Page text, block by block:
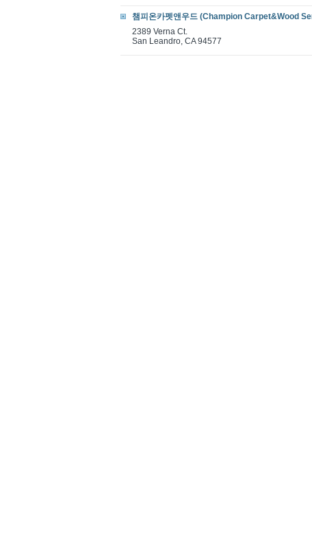
챔피온카펫앤우드 (Champion Carpet&Wood
2389 Verna Ct.
San Leandro, CA 94577